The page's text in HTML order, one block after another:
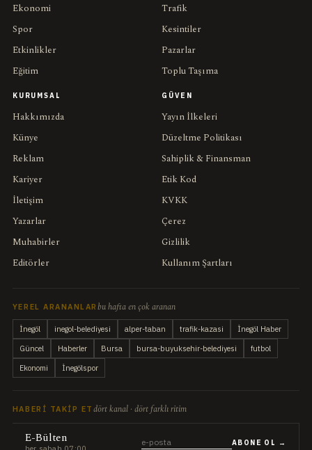
Ekonomi
Spor
Etkinlikler
Eğitim
Trafik
Kesintiler
Pazarlar
Toplu Taşıma
KURUMSAL
Hakkımızda
Künye
Reklam
Kariyer
İletişim
Yazarlar
Muhabirler
Editörler
GÜVEN
Yayın İlkeleri
Düzeltme Politikası
Sahiplik & Finansman
Etik Kod
KVKK
Çerez
Gizlilik
Kullanım Şartları
YEREL ARANANLARbu hafta en çok aranan
İnegöl inegol-belediyesi alper-taban trafik-kazasi
İnegöl Haber
Güncel
Haberler Bursa bursa-buyuksehir-belediyesi
futbol
Ekonomi
İnegölspor
HABERI TAKIP ETdört kanal · dört farklı ritim
E-Bülten ABONE OL →